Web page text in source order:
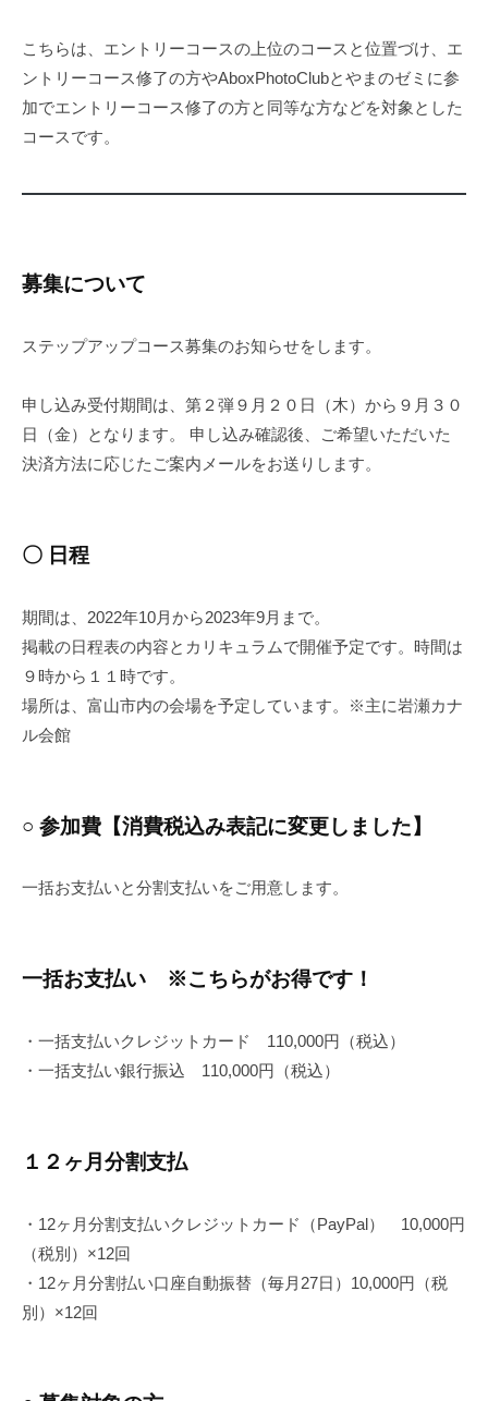
こちらは、エントリーコースの上位のコースと位置づけ、エ
ントリーコース修了の方やAboxPhotoClubとやまのゼミに参
加でエントリーコース修了の方と同等な方などを対象とした
コースです。
募集について
ステップアップコース募集のお知らせをします。
申し込み受付期間は、第２弾９月２０日（木）から９月３０
日（金）となります。 申し込み確認後、ご希望いただいた
決済方法に応じたご案内メールをお送りします。
〇 日程
期間は、2022年10月から2023年9月まで。
掲載の日程表の内容とカリキュラムで開催予定です。時間は
９時から１１時です。
場所は、富山市内の会場を予定しています。※主に岩瀬カナ
ル会館
○ 参加費【消費税込み表記に変更しました】
一括お支払いと分割支払いをご用意します。
一括お支払い ※こちらがお得です！
・一括支払いクレジットカード 110,000円（税込）
・一括支払い銀行振込 110,000円（税込）
１２ヶ月分割支払
・12ヶ月分割支払いクレジットカード（PayPal） 10,000円
（税別）×12回
・12ヶ月分割払い口座自動振替（毎月27日）10,000円（税
別）×12回